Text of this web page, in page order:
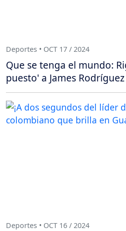
Deportes • OCT 17 / 2024
Que se tenga el mundo:
puesto' a James Rodríguez
Deportes • OCT 16 / 2024